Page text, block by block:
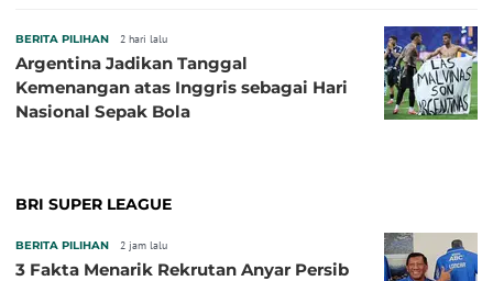
BERITA PILIHAN 2 hari lalu
Argentina Jadikan Tanggal
Kemenangan atas Inggris sebagai Hari
Nasional Sepak Bola
BRI SUPER LEAGUE
BERITA PILIHAN 2 jam lalu
3 Fakta Menarik Rekrutan Anyar Persib